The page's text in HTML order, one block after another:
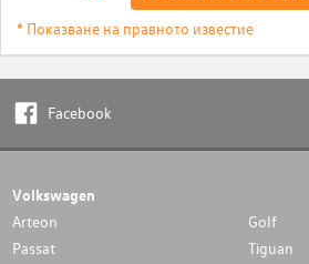
* Показване на правното известие
Facebook
Volkswagen
Arteon
Golf
Passat
Tiguan